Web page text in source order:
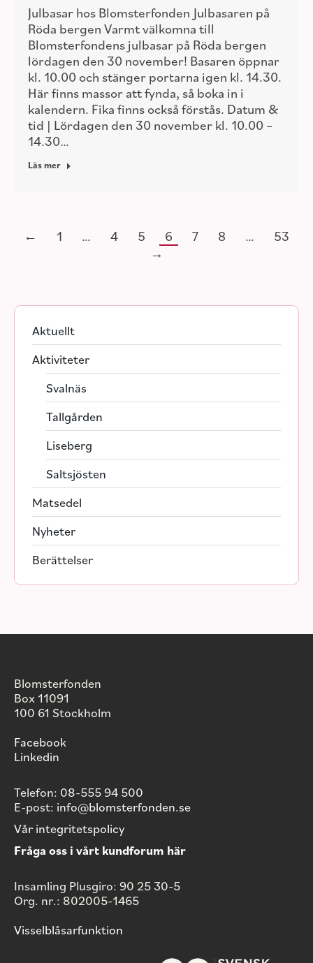
Julbasar hos Blomsterfonden Julbasaren på
Röda bergen Varmt välkomna till
Blomsterfondens julbasar på Röda bergen
lördagen den 30 november! Basaren öppnar
kl. 10.00 och stänger portarna igen kl. 14.30.
Här finns massor att fynda, så boka in i
kalendern. Fika finns också förstås. Datum &
tid | Lördagen den 30 november kl. 10.00 –
14.30…
Läs mer
← 1 … 4 5 6 7 8 …
53
→
Aktuellt
Aktiviteter
Svalnäs
Tallgården
Liseberg
Saltsjösten
Matsedel
Nyheter
Berättelser
Blomsterfonden
Box 11091
100 61 Stockholm
Facebook
Linkedin
Telefon: 08-555 94 500
E-post: info@blomsterfonden.se
Vår integritetspolicy
Fråga oss i vårt kundforum här
Insamling Plusgiro: 90 25 30-5
Org. nr.: 802005-1465
Visselblåsarfunktion